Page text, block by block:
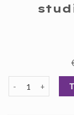
studio koptelefoon